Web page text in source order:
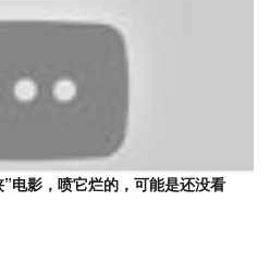
”电影，喷它烂的，可能是还没看